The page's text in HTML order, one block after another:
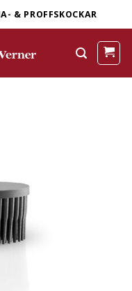
& PROFFSKOCKAR